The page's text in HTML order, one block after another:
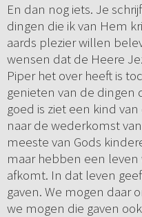
En dan nog iets. Je
dingen die ik van Hem
aards plezier willen
wensen dat de Heere
Piper het over heeft is
genieten van de dingen
goed is ziet een kind
naar de wederkomst
meeste van Gods
maar hebben een leven
afkomt. In dat leven
gaven. We mogen daar
we mogen die gaven